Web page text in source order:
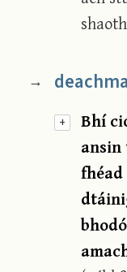
+
→ deachma
Bhí